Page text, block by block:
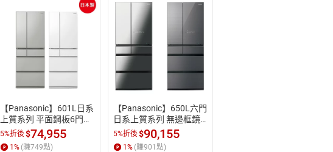
【Panasonic】601L日系
上質系列 平面鋼板6門電
冰箱(NR-F601XT)(瓷釉
灰/晶鑽白)
5%折後$74,955
1% (賺749點)
【Panasonic】650L六門
日系上質系列 無邊框鏡
面/玻璃電冰箱 (NR-F651
WX)(鑽石黑/雲霧灰)
5%折後$90,155
1% (賺901點)